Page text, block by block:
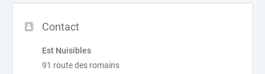
Contact
Est Nuisibles
91 route des romains